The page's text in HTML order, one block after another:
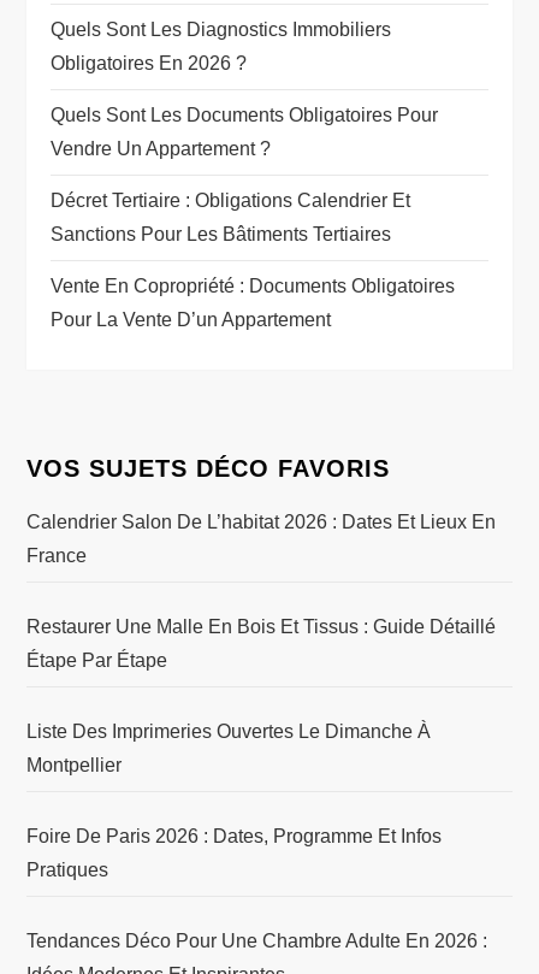
Quels Sont Les Diagnostics Immobiliers
Obligatoires En 2026 ?
Quels Sont Les Documents Obligatoires Pour
Vendre Un Appartement ?
Décret Tertiaire : Obligations Calendrier Et
Sanctions Pour Les Bâtiments Tertiaires
Vente En Copropriété : Documents Obligatoires
Pour La Vente D’un Appartement
VOS SUJETS DÉCO FAVORIS
Calendrier Salon De L’habitat 2026 : Dates Et Lieux En
France
Restaurer Une Malle En Bois Et Tissus : Guide Détaillé
Étape Par Étape
Liste Des Imprimeries Ouvertes Le Dimanche À
Montpellier
Foire De Paris 2026 : Dates, Programme Et Infos
Pratiques
Tendances Déco Pour Une Chambre Adulte En 2026 :